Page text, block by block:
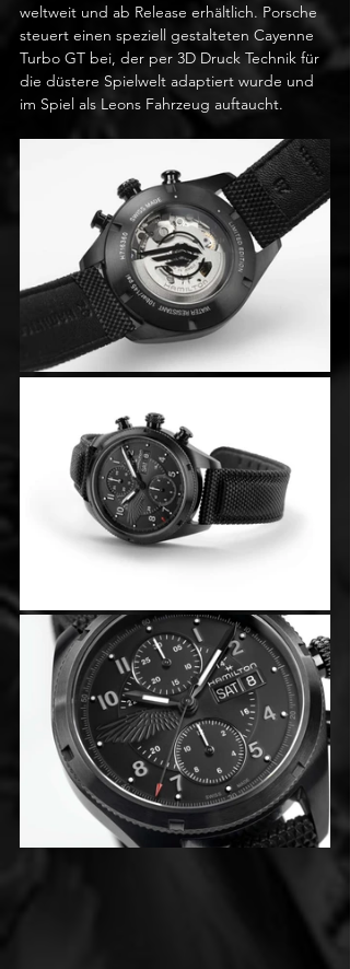
weltweit und ab Release erhältlich. Porsche
steuert einen speziell gestalteten Cayenne
Turbo GT bei, der per 3D Druck Technik für
die düstere Spielwelt adaptiert wurde und
im Spiel als Leons Fahrzeug auftaucht.